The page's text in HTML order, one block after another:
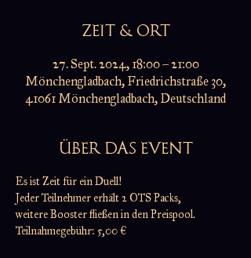
ZEIT & ORT
27. Sept. 2024, 18:00 – 21:00
Mönchengladbach, Friedrichstraße 30,
41061 Mönchengladbach, Deutschland
ÜBER DAS EVENT
Es ist Zeit für ein Duell!
Jeder Teilnehmer erhält 2 OTS Packs,
weitere Booster fließen in den Preispool.
Teilnahmegebühr: 5,00 €